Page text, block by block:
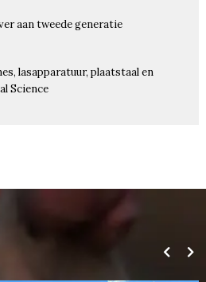
aan tweede generatie
lasapparatuur, plaatstaal en
Science